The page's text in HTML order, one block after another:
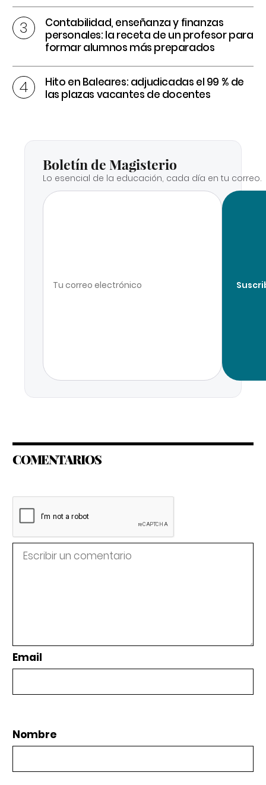
Contabilidad, enseñanza y finanzas
personales: la receta de un profesor para
formar alumnos más preparados
Hito en Baleares: adjudicadas el 99 % de
las plazas vacantes de docentes
Boletín de Magisterio
Lo esencial de la educación, cada día en tu correo.
COMENTARIOS
Email
Nombre